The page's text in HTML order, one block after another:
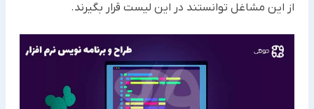
از این مشاغل توانستند در این لیست قرار بگیرند.